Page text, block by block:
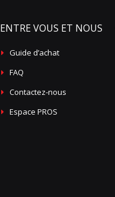
ENTRE VOUS ET NOUS
Guide d’achat
FAQ
Contactez-nous
Espace PROS